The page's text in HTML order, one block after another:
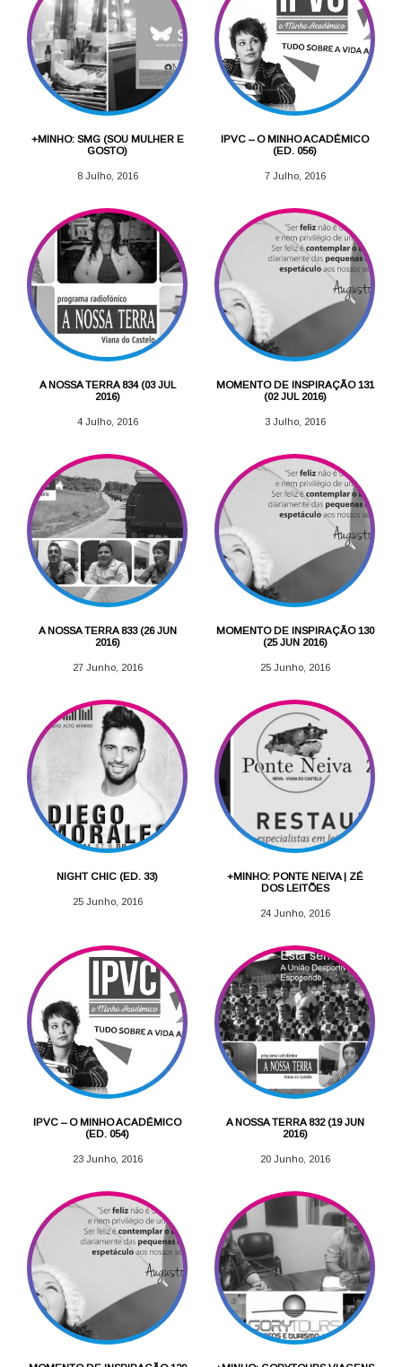
+MINHO: SMG (SOU MULHER E
GOSTO)
8 Julho, 2016
IPVC – O MINHO ACADÉMICO
(ED. 056)
7 Julho, 2016
A NOSSA TERRA 834 (03 JUL
2016)
4 Julho, 2016
MOMENTO DE INSPIRAÇÃO 131
(02 JUL 2016)
3 Julho, 2016
A NOSSA TERRA 833 (26 JUN
2016)
27 Junho, 2016
MOMENTO DE INSPIRAÇÃO 130
(25 JUN 2016)
25 Junho, 2016
NIGHT CHIC (ED. 33)
25 Junho, 2016
+MINHO: PONTE NEIVA | ZÉ
DOS LEITÕES
24 Junho, 2016
IPVC – O MINHO ACADÉMICO
(ED. 054)
23 Junho, 2016
A NOSSA TERRA 832 (19 JUN
2016)
20 Junho, 2016